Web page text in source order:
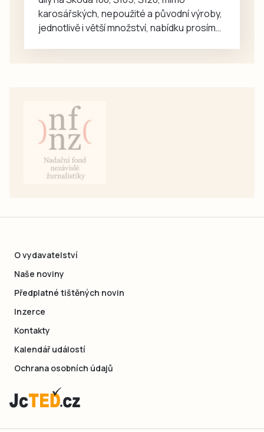
karosářských, nepoužité a původní výroby,
jednotlivě i větší množství, nabídku prosím
O vydavatelství
Naše noviny
Předplatné tištěných novin
Inzerce
Kontakty
Kalendář událostí
Ochrana osobních údajů